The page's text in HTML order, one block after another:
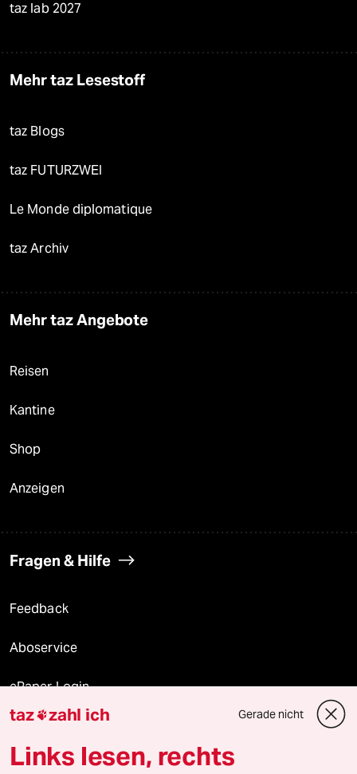
taz lab 2027
Mehr taz Lesestoff
taz Blogs
taz FUTURZWEI
Le Monde diplomatique
taz Archiv
Mehr taz Angebote
Reisen
Kantine
Shop
Anzeigen
Fragen & Hilfe
Feedback
Aboservice
ePaper Login
Downloads für Abonnierende
taz zahl ich Gerade nicht
Links lesen, rechts